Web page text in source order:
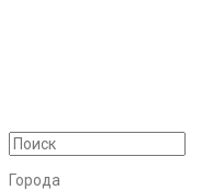
Города